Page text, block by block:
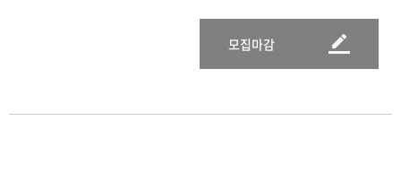
모집마감